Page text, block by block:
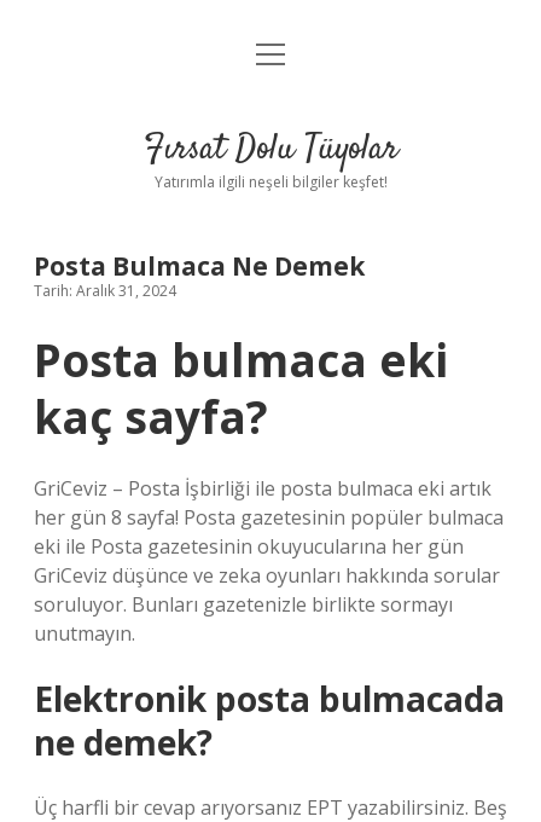
Gizlilik Politikası
Yasal Uyarı
menüyü
Fırsat Dolu Tüyolar
Yatırımla ilgili neşeli bilgiler keşfet!
Posta Bulmaca Ne Demek
Tarih: Aralık 31, 2024
Posta bulmaca eki
kaç sayfa?
GriCeviz – Posta İşbirliği ile posta bulmaca eki artık
her gün 8 sayfa! Posta gazetesinin popüler bulmaca
eki ile Posta gazetesinin okuyucularına her gün
GriCeviz düşünce ve zeka oyunları hakkında sorular
soruluyor. Bunları gazetenizle birlikte sormayı
unutmayın.
Elektronik posta bulmacada
ne demek?
Üç harfli bir cevap arıyorsanız EPT yazabilirsiniz. Beş